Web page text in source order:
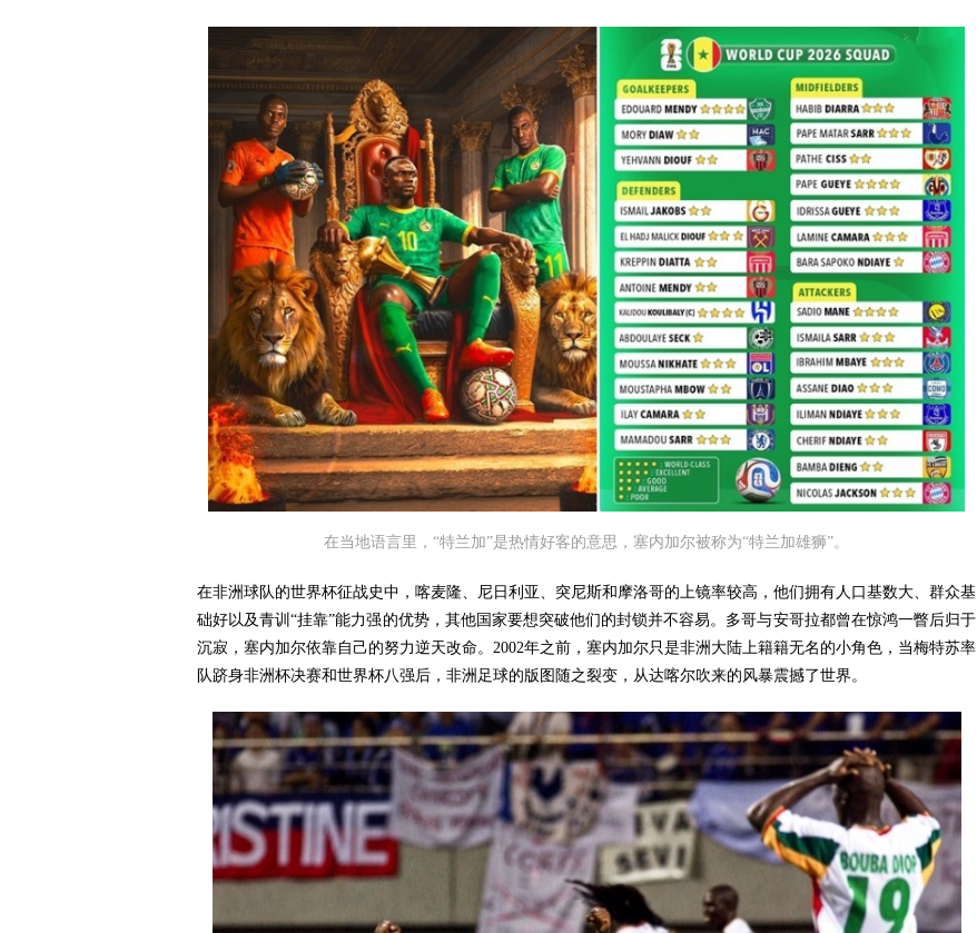
在当地语言里，“特兰加”是热情好客的意思，塞内加尔被称为“特兰加雄狮”。
在非洲球队的世界杯征战史中，喀麦隆、尼日利亚、突尼斯和摩洛哥的上镜率较高，他们拥有人口基数大、群众基
础好以及青训“挂靠”能力强的优势，其他国家要想突破他们的封锁并不容易。多哥与安哥拉都曾在惊鸿一瞥后归于
沉寂，塞内加尔依靠自己的努力逆天改命。2002年之前，塞内加尔只是非洲大陆上籍籍无名的小角色，当梅特苏率
队跻身非洲杯决赛和世界杯八强后，非洲足球的版图随之裂变，从达喀尔吹来的风暴震撼了世界。